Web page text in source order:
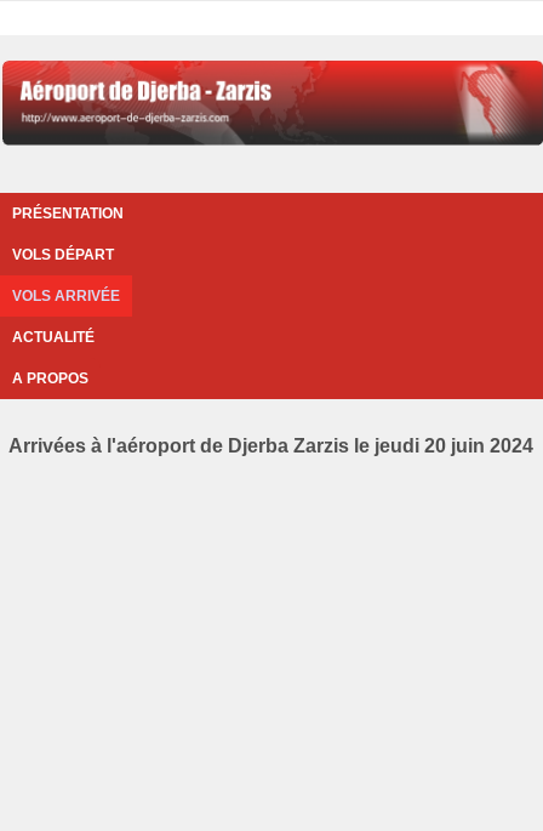
PRÉSENTATION
VOLS DÉPART
VOLS ARRIVÉE
ACTUALITÉ
A PROPOS
Arrivées à l'aéroport de Djerba Zarzis le jeudi 20 juin 2024